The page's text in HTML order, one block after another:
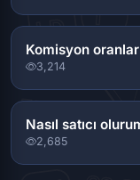
Komisyon
3,214
Nasıl satıcı
2,685